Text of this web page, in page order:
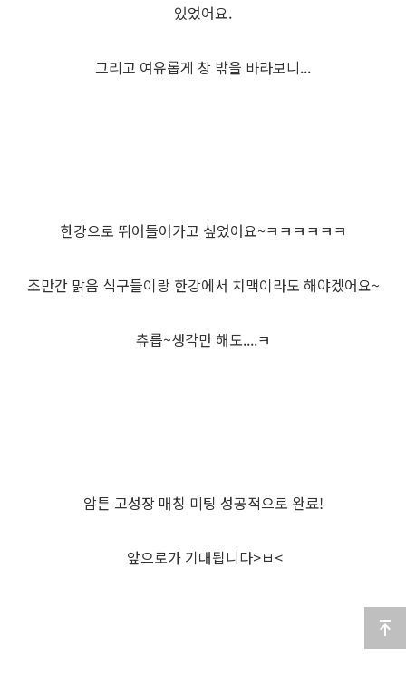
있었어요.
그리고 여유롭게 창 밖을 바라보니...
한강으로 뛰어들어가고 싶었어요~ㅋㅋㅋㅋㅋㅋ
조만간 맑음 식구들이랑 한강에서 치맥이라도 해야겠어요~
츄릅~생각만 해도....ㅋ
암튼 고성장 매칭 미팅 성공적으로 완료!
앞으로가 기대됩니다>ㅂ<